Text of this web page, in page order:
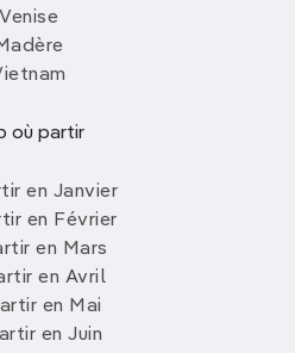
Venise
où partir
en Janvier
en Février
en Mars
en Avril
en Mai
en Juin